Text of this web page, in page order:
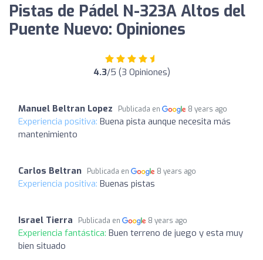
Pistas de Pádel N-323A Altos del
Puente Nuevo: Opiniones
4.3/5 (3 Opiniones)
Manuel Beltran Lopez Publicada en 8 years ago
Experiencia positiva: Buena pista aunque necesita más
mantenimiento
Carlos Beltran Publicada en 8 years ago
Experiencia positiva: Buenas pistas
Israel Tierra Publicada en 8 years ago
Experiencia fantástica: Buen terreno de juego y esta muy
bien situado